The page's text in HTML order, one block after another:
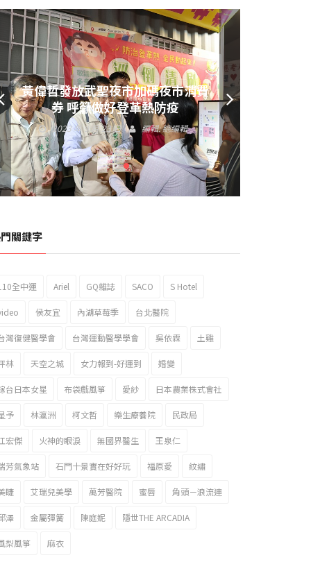
黃偉哲發放武聖夜市加碼夜市消費
券 呼籲做好登革熱防疫
2023 年 9 月 23 日 編輯:總編輯
關鍵字
全中運 Ariel GQ雜誌 SACO S Hotel
侯友宜 內湖草莓季 台北醫院
灣復健醫學會 台灣運動醫學學會 吳依霖 土雞
林 天空之城 女力報到-好運到 婚變
台日本女星 布袋戲風箏 愛紗 日本農業株式會社
予 林瀛洲 柯文哲 樂生療養院 民政局
宏傑 火神的眼淚 無國界醫生 王泉仁
芳氣象站 石門十景實在好好玩 福原愛 紋繡
睫 艾瑞兒美學 萬芳醫院 蜜唇 角頭－浪流連
澤 金屬彈簧 陳庭妮 隱世THE ARCADIA
梨風箏 麻衣